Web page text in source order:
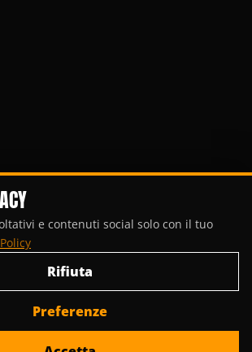
e contenuti social solo con il tuo
Rifiuta
Preferenze